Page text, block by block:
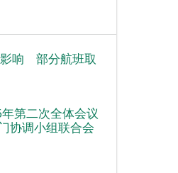
影响 部分航班取
第二次全体会议
协调小组联合会